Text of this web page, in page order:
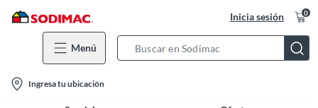
Inicia sesión 0
Menú
Bar
location-
icon
Ingresa tu ubicación